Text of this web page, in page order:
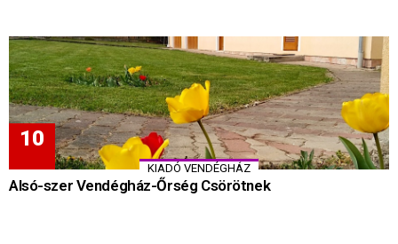
KIADÓ VENDÉGHÁZ
Alsó-szer Vendégház-Őrség Csörötnek